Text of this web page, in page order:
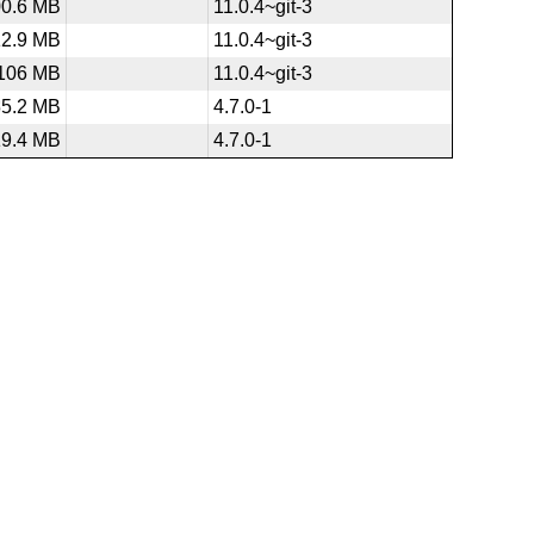
MB
11.0.4~git-3
MB
11.0.4~git-3
MB
11.0.4~git-3
MB
4.7.0-1
MB 4.7.0-1